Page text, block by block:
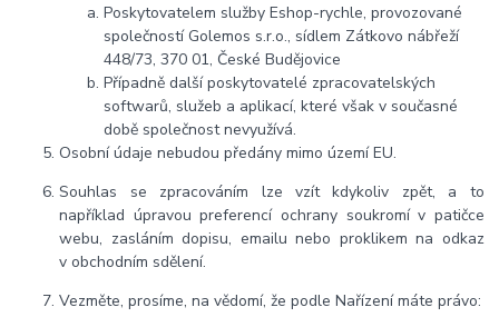
Poskytovatelem služby Eshop-rychle, provozované
společností Golemos s.r.o., sídlem Zátkovo nábřeží
448/73, 370 01, České Budějovice
Případně další poskytovatelé zpracovatelských
softwarů, služeb a aplikací, které však v současné
době společnost nevyužívá.
Osobní údajenebudoupředány mimo území EU.
Souhlas se zpracováním lze vzít kdykoliv zpět, a to
například úpravou preferencí ochrany soukromí v patičce
webu, zasláním dopisu, emailu nebo proklikem na odkaz
v obchodním sdělení.
Vezměte, prosíme, na vědomí, že podle Nařízení máte právo: